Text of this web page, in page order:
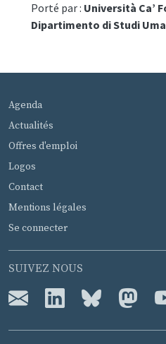
Porté par : Università Ca’
Dipartimento di Studi
MENU PIED DE PAGE
Agenda
Actualités
Offres d'emploi
Logos
Contact
Mentions légales
Se connecter
SUIVEZ NOUS